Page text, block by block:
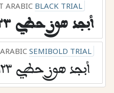
ARABIC BLACK TRIAL
أبجد هوز حطي ١٢٣ Abc
SEMIBOLD TRIAL
أبجد هوز حطي ١٢٣ Abc